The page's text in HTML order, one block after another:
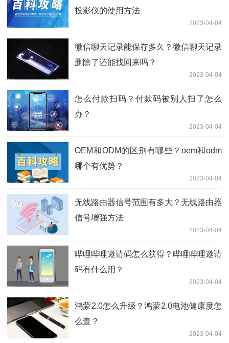
投影仪的使用方法
2023-04-04
微信聊天记录能保存多久？微信聊天记录
删除了还能找回来吗？
2023-04-04
怎么付款扫码？付款码被别人扫了怎么
办？
2023-04-04
OEM和ODM的区别有哪些？oem和odm
哪个有优势？
2023-04-04
无线路由器信号范围有多大？无线路由器
信号增强方法
2023-04-04
哔哩哔哩邀请码怎么获得？哔哩哔哩邀请
码有什么用？
2023-04-04
鸿蒙2.0怎么升级？鸿蒙2.0电池健康度怎
么查？
2023-04-04